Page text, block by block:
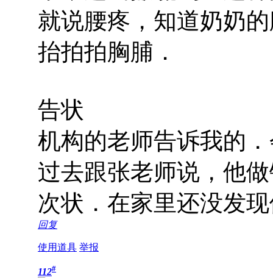
就说腰疼，知道奶奶
抬拍拍胸脯．
告状
机构的老师告诉我的
过去跟张老师说，他
次状．在家里还没发
回复
使用道具 举报
112#